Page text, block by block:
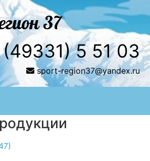
37
5 51 03
sport-region37@yandex.ru